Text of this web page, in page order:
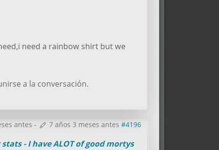
need a rainbow shirt but we
a la conversación.
antes - 7 años 3 meses antes #4196
- I have ALOT of good mortys